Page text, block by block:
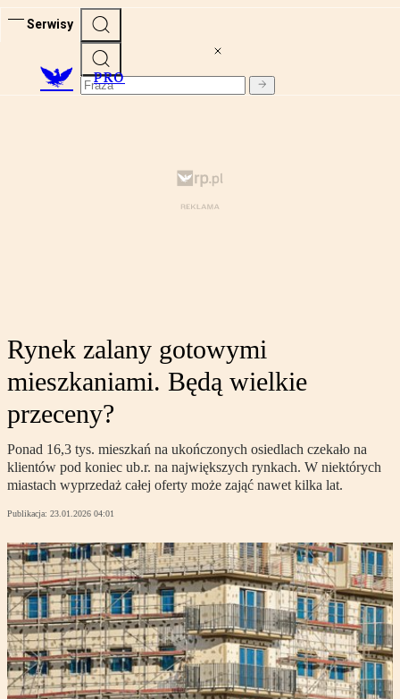
Serwisy
PRO
Rynek zalany gotowymi
mieszkaniami. Będą wielkie
przeceny?
Ponad 16,3 tys. mieszkań na ukończonych osiedlach czekało na
klientów pod koniec ub.r. na największych rynkach. W niektórych
miastach wyprzedaż całej oferty może zająć nawet kilka lat.
Publikacja: 23.01.2026 04:01